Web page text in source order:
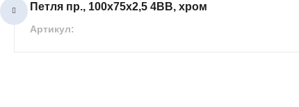
Петля пр., 100x75x2,5 4ВВ, хром
Артикул: